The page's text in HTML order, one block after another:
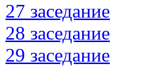
27 заседание
28 заседание
29 заседание